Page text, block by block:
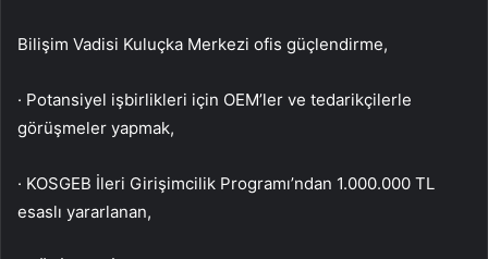
Bilişim Vadisi Kuluçka Merkezi ofis güçlendirme,
· Potansiyel işbirlikleri için OEM’ler ve tedarikçilerle
görüşmeler yapmak,
· KOSGEB İleri Girişimcilik Programı’ndan 1.000.000 TL
esaslı yararlanan,